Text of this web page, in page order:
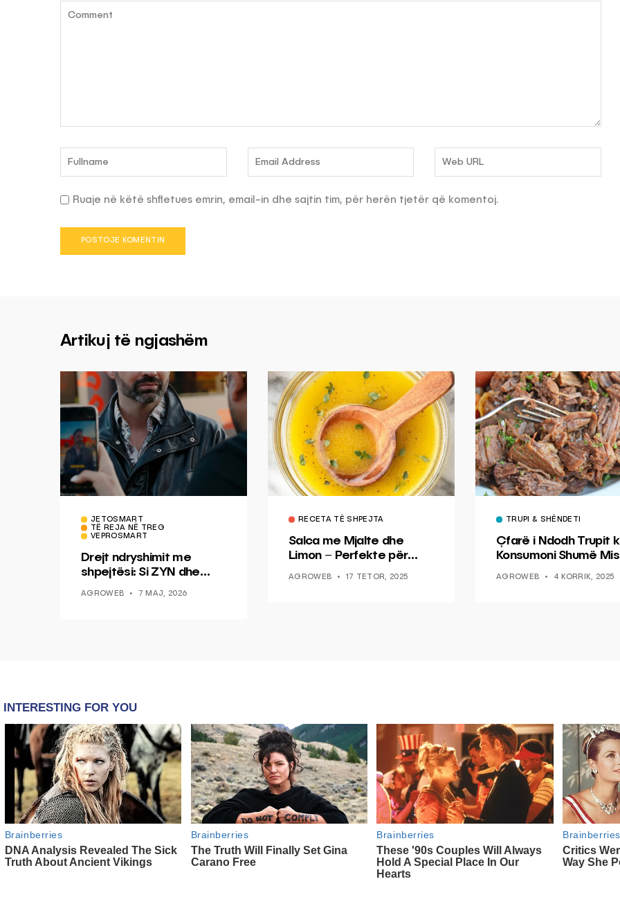
Ruaje në këtë shfletues emrin, email-in dhe sajtin tim, për herën tjetër që komentoj.
Artikuj të ngjashëm
JETOSMART
TË REJA NË TREG
VEPROSMART
Drejt ndryshimit me
shpejtësi: Si ZYN dhe
epokë të re pa tym
AGROWEB 7 MAJ, 2026
RECETA TË SHPEJTA
Salca me Mjalte dhe
Limon – Perfekte për
AGROWEB 17 TETOR, 2025
TRUPI & SHËNDETI
Çfarë i Ndodh Trupit
Konsumoni Shumë
AGROWEB 4 KORRIK, 2025